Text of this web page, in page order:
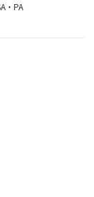
・PA